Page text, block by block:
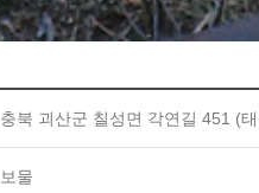
충북 괴산군 칠성면 각연길 451 (
보물